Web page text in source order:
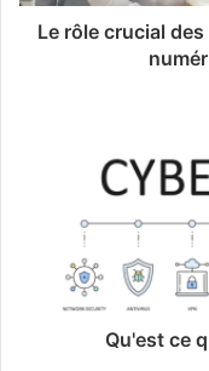
Le rôle crucial
Qu'est ce